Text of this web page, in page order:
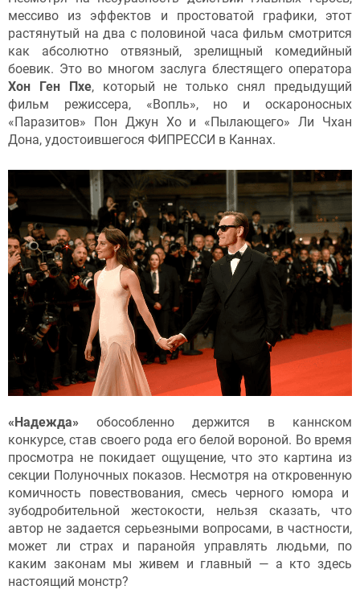
мессиво из эффектов и простоватой графики, этот
растянутый на два с половиной часа фильм смотрится
как абсолютно отвязный, зрелищный комедийный
боевик. Это во многом заслуга блестящего оператора
Хон Ген Пхе, который не только снял предыдущий
фильм режиссера, «Вопль», но и оскароносных
«Паразитов» Пон Джун Хо и «Пылающего» Ли Чхан
Дона, удостоившегося ФИПРЕССИ в Каннах.
«Надежда» обособленно держится в каннском
конкурсе, став своего рода его белой вороной. Во время
просмотра не покидает ощущение, что это картина из
секции Полуночных показов. Несмотря на откровенную
комичность повествования, смесь черного юмора и
зубодробительной жестокости, нельзя сказать, что
автор не задается серьезными вопросами, в частности,
может ли страх и паранойя управлять людьми, по
каким законам мы живем и главный — а кто здесь
настоящий монстр?